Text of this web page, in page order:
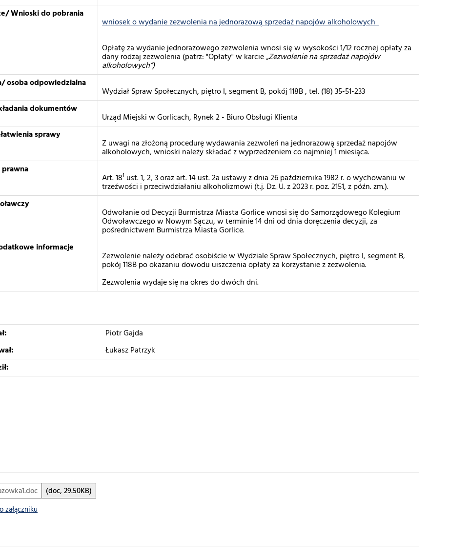
Wnioski do pobrania
wniosek o wydanie zezwolenia na jednorazową sprzedaż napojów alkoholowych
Opłatę za wydanie jednorazowego zezwolenia wnosi się w wysokości 1/12 rocznej opłaty za
dany rodzaj zezwolenia (patrz: "Opłaty" w karcie„Zezwolenie na sprzedaż napojów
alkoholowych”)
osoba odpowiedzialna
Wydział Spraw Społecznych, piętro I, segment B, pokój 118B , tel. (18) 35-51-233
dokumentów
Urząd Miejski w Gorlicach, Rynek 2 - Biuro Obsługi Klienta
sprawy
Z uwagi na złożoną procedurę wydawania zezwoleń na jednorazową sprzedaż napojów
alkoholowych, wnioski należy składać z wyprzedzeniem co najmniej 1 miesiąca.
prawna
Art. 181 ust. 1, 2, 3 oraz art. 14 ust. 2a ustawy z dnia 26 października 1982 r. o wychowaniu w
trzeźwości i przeciwdziałaniu alkoholizmowi (t.j. Dz. U. z 2023 r. poz. 2151, z późn. zm.).
Odwołanie od Decyzji Burmistrza Miasta Gorlice wnosi się do Samorządowego Kolegium
Odwoławczego w Nowym Sączu, w terminie 14 dni od dnia doręczenia decyzji, za
pośrednictwem Burmistrza Miasta Gorlice.
informacje
Zezwolenie należy odebrać osobiście w Wydziale Spraw Społecznych, piętro I, segment B,
pokój 118B po okazaniu dowodu uiszczenia opłaty za korzystanie z zezwolenia.
Zezwolenia wydaje się na okres do dwóch dni.
Piotr Gajda
Łukasz Patrzyk
(doc, 29.50KB)
załączniku